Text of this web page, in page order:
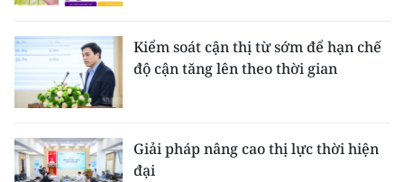
Kiểm soát cận thị từ sớm để hạn chế
độ cận tăng lên theo thời gian
Giải pháp nâng cao thị lực thời hiện
đại